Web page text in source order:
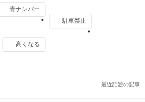
青ナンバー
駐車禁止
高くなる
最近話題の記事